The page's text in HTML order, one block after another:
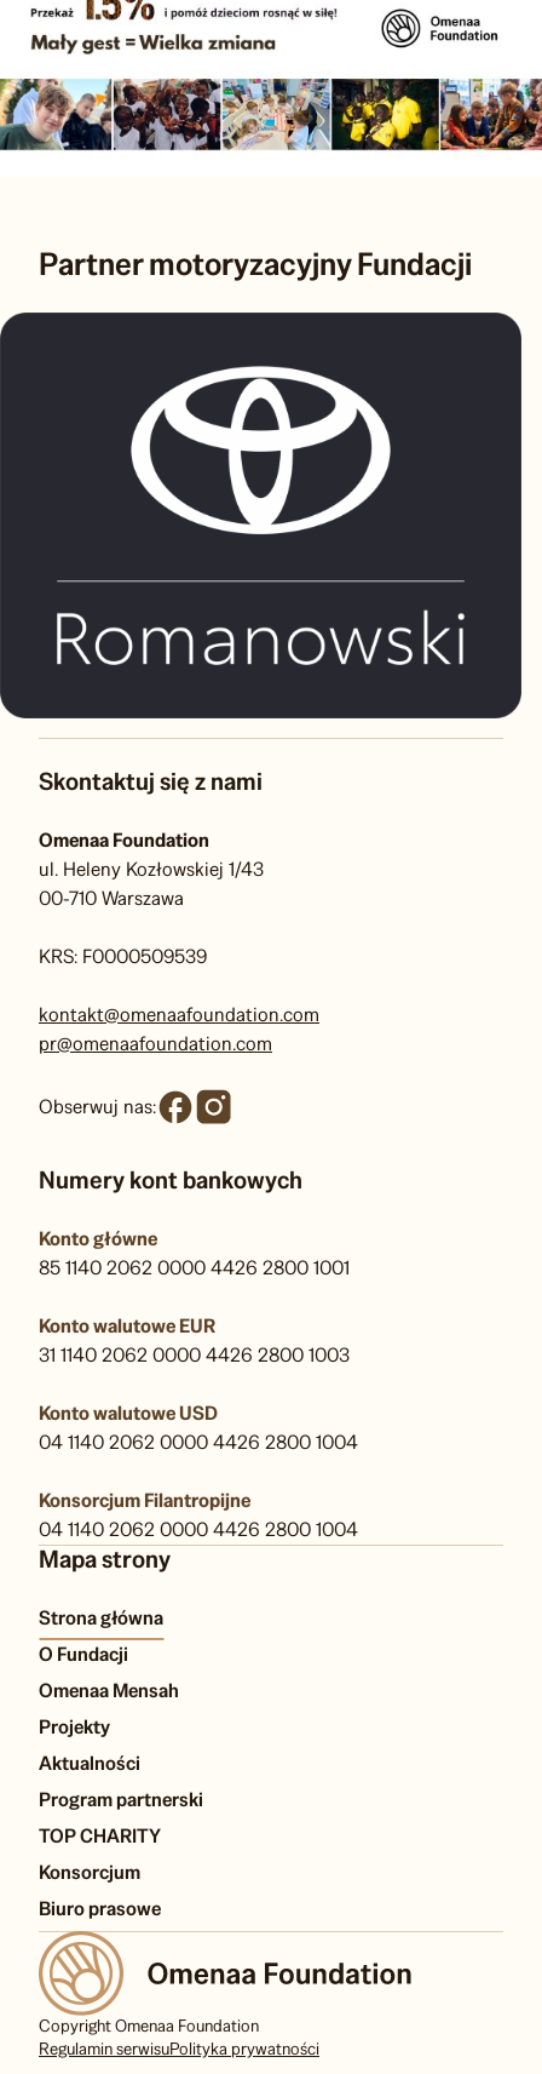
Partner motoryzacyjny Fundacji
Skontaktuj się z nami
Omenaa Foundation
00-710 Warszawa
KRS: F0000509539
pr@omenaafoundation.com
Numery kont bankowych
85 1140 2062 0000 4426 2800 1001
31 1140 2062 0000 4426 2800 1003
04 1140 2062 0000 4426 2800 1004
Konsorcjum Filantropijne
Mapa strony
Strona główna
Omenaa Mensah
Aktualności
TOP CHARITY
Konsorcjum
Biuro prasowe